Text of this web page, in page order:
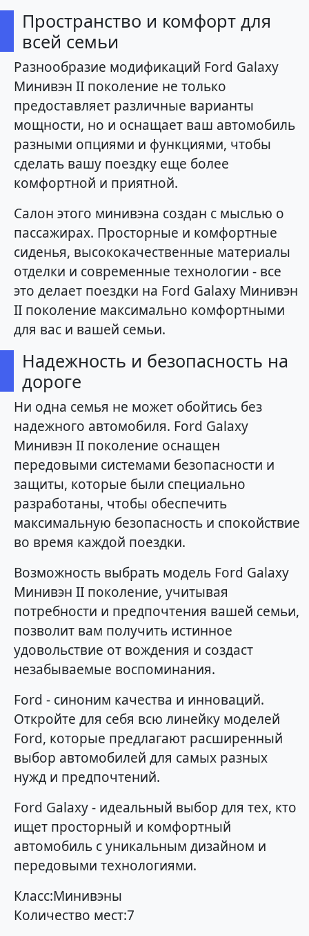
Пространство и комфорт для
всей семьи
Разнообразие модификаций Ford Galaxy
Минивэн II поколение не только
предоставляет различные варианты
мощности, но и оснащает ваш автомобиль
разными опциями и функциями, чтобы
сделать вашу поездку еще более
комфортной и приятной.
Салон этого минивэна создан с мыслью о
пассажирах. Просторные и комфортные
сиденья, высококачественные материалы
отделки и современные технологии - все
это делает поездки на Ford Galaxy Минивэн
II поколение максимально комфортными
для вас и вашей семьи.
Надежность и безопасность на
дороге
Ни одна семья не может обойтись без
надежного автомобиля. Ford Galaxy
Минивэн II поколение оснащен
передовыми системами безопасности и
защиты, которые были специально
разработаны, чтобы обеспечить
максимальную безопасность и спокойствие
во время каждой поездки.
Возможность выбрать модель Ford Galaxy
Минивэн II поколение, учитывая
потребности и предпочтения вашей семьи,
позволит вам получить истинное
удовольствие от вождения и создаст
незабываемые воспоминания.
Ford - синоним качества и инноваций.
Откройте для себя всю линейку моделей
Ford, которые предлагают расширенный
выбор автомобилей для самых разных
нужд и предпочтений.
Ford Galaxy - идеальный выбор для тех, кто
ищет просторный и комфортный
автомобиль с уникальным дизайном и
передовыми технологиями.
Класс:Минивэны
Количество мест:7